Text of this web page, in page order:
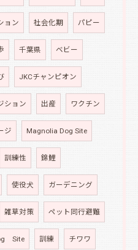
ョン 社会化期 パピー
千葉県 ベビー
JKCチャンピオン
ション 出産 ワクチン
ジ Magnolia Dog Site
訓練性 錦鯉
使役犬 ガーデニング
雑草対策 ペット同行避難
Site 訓練 チワワ